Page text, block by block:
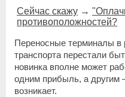
Сейчас скажу →
противоположностей?
Переносные терминалы в
транспорта перестали
новинка вполне может
одним прибыль, а другим
возникает.